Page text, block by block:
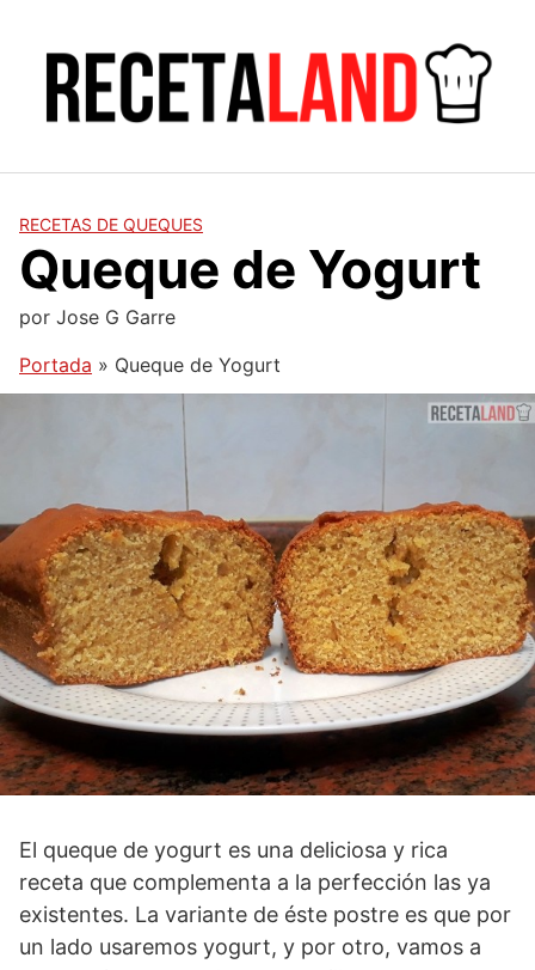
contenido
RECETAS DE QUEQUES
Queque de Yogurt
por Jose G Garre
Portada » Queque de Yogurt
El queque de yogurt es una deliciosa y rica
receta que complementa a la perfección las ya
existentes. La variante de éste postre es que por
un lado usaremos yogurt, y por otro, vamos a